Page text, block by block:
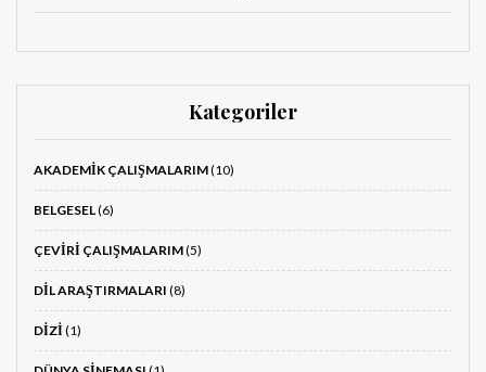
Kategoriler
AKADEMIK ÇALIŞMALARIM(10)
BELGESEL(6)
ÇEVIRI ÇALIŞMALARIM(5)
DIL ARAŞTIRMALARI (8)
DIZI(1)